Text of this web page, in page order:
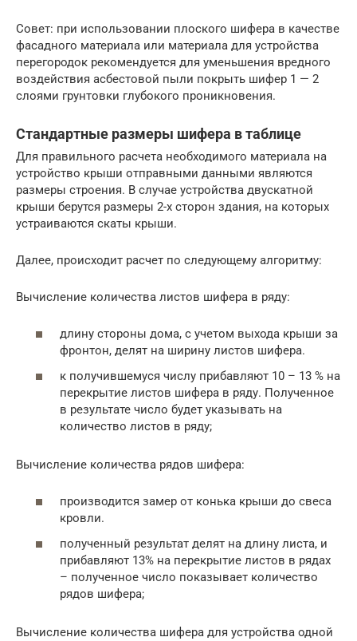
Совет: при использовании плоского шифера в качестве
фасадного материала или материала для устройства
перегородок рекомендуется для уменьшения вредного
воздействия асбестовой пыли покрыть шифер 1 — 2
слоями грунтовки глубокого проникновения.
Стандартные размеры шифера в таблице
Для правильного расчета необходимого материала на
устройство крыши отправными данными являются
размеры строения. В случае устройства двускатной
крыши берутся размеры 2-х сторон здания, на которых
устраиваются скаты крыши.
Далее, происходит расчет по следующему алгоритму:
Вычисление количества листов шифера в ряду:
длину стороны дома, с учетом выхода крыши за
фронтон, делят на ширину листов шифера.
к получившемуся числу прибавляют 10 – 13 % на
перекрытие листов шифера в ряду. Полученное
в результате число будет указывать на
количество листов в ряду;
Вычисление количества рядов шифера:
производится замер от конька крыши до свеса
кровли.
полученный результат делят на длину листа, и
прибавляют 13% на перекрытие листов в рядах
– полученное число показывает количество
рядов шифера;
Вычисление количества шифера для устройства одной